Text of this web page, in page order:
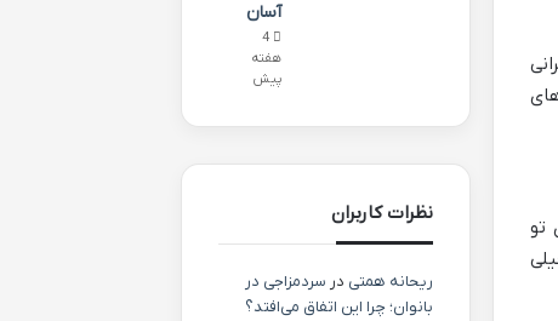
تو
آسان
4
هفته
پیش
نظرات کاربران
ریحانه همتی در سردمزاجی در
بانوان؛ چرا این اتفاق می‌افتد؟